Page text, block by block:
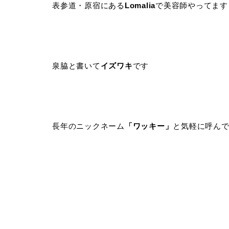
表参道・原宿にある Lomaliaで美容師やってます
泉脇と書いて イズワキです
長年のニックネーム 「ワッキー」 と気軽に呼ん